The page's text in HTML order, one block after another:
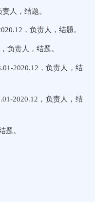
人，结题。
，负责人，结题。
负责人，结题。
2020.12，负责人，结
2020.12，负责人，结
题。